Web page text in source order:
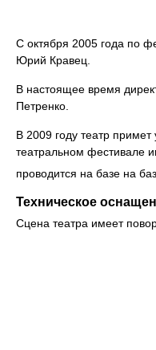
С октября 2005 года по
Юрий Кравец.
В настоящее время
Петренко.
В 2009 году театр примет
театральном фестивале
проводится на базе на
Техническое
Сцена театра имеет